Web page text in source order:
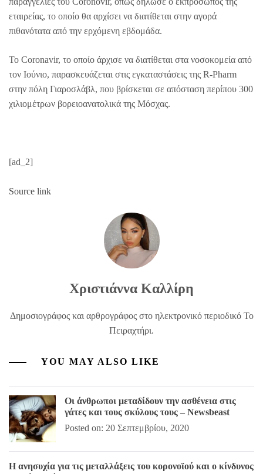
εταιρείας, το οποίο θα αρχίσει να διατίθεται στην αγορά
πιθανότατα από την ερχόμενη εβδομάδα.
Το Coronavir, το οποίο άρχισε να διατίθεται στα νοσοκομεία από
τον Ιούνιο, παρασκευάζεται στις εγκαταστάσεις της R-Pharm
στην πόλη Γιαροσλάβλ, που βρίσκεται σε απόσταση περίπου 300
χιλιομέτρων βορειοανατολικά της Μόσχας.
[ad_2]
Source link
Χριστιάννα Καλλίρη
Δημοσιογράφος και αρθρογράφος στο ηλεκτρονικό περιοδικό Το
Πειραχτήρι.
YOU MAY ALSO LIKE
Οι άνθρωποι μεταδίδουν την ασθένεια στις
γάτες και τους σκύλους τους – Newsbeast
Posted on: 20 Σεπτεμβρίου, 2020
Η ανησυχία για τις μεταλλάξεις του κορονοϊού και ο κίνδυνος